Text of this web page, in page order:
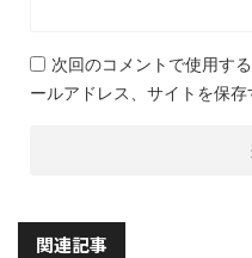
次回のコメントで使用す
ールアドレス、サイトを保存
関連記事